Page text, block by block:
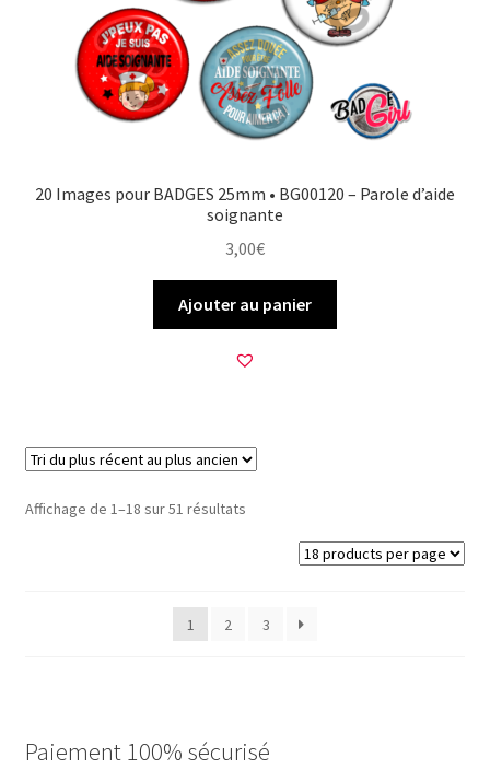
20 Images pour BADGES 25mm • BG00120 – Parole d’aide
soignante
3,00€
Ajouter au panier
Affichage de 1–18 sur 51 résultatsTrié
plus
1 2 3
Paiement 100% sécurisé